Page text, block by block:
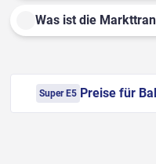
Was ist die
Super E5 Preise für